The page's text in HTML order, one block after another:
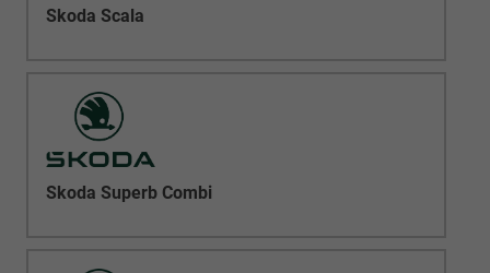
Skoda Scala
Skoda Superb Combi